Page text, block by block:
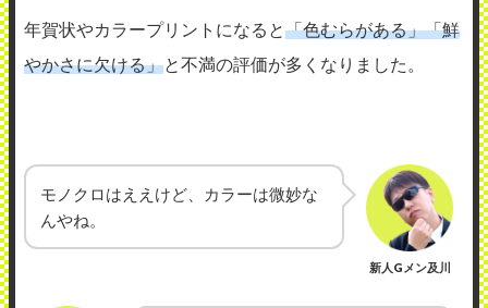
年賀状やカラープリントになると「色むらがある」「鮮
やかさに欠ける」と不満の評価が多くなりました。
モノクロはええけど、カラーは微妙な
んやね。
新人Gメン及川